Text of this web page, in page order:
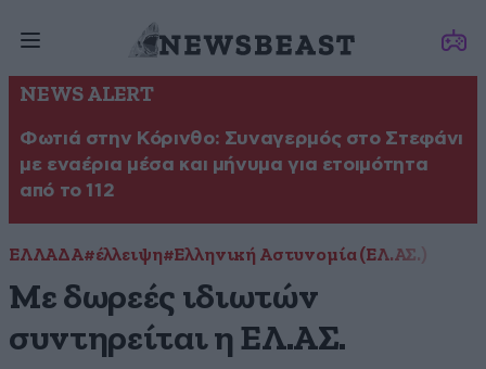
NEWS ALERT
Φωτιά στην Κόρινθο: Συναγερμός στο Στεφάνι
με εναέρια μέσα και μήνυμα για ετοιμότητα
από το 112
ΕΛΛΑΔΑ#έλλειψη#Ελληνική Αστυνομία (ΕΛ.ΑΣ.)
Με δωρεές ιδιωτών
συντηρείται η ΕΛ.ΑΣ.